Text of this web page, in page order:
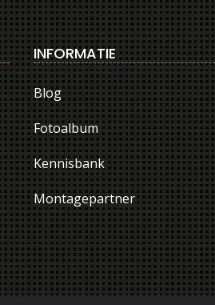
INFORMATIE
Blog
Fotoalbum
Kennisbank
Montagepartner